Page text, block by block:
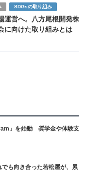
SDGsの取り組み
運営へ。八方尾根開発株
に向けた取り組みとは
」を始動 奨学金や体験支
でも向き合った若松屋が、累